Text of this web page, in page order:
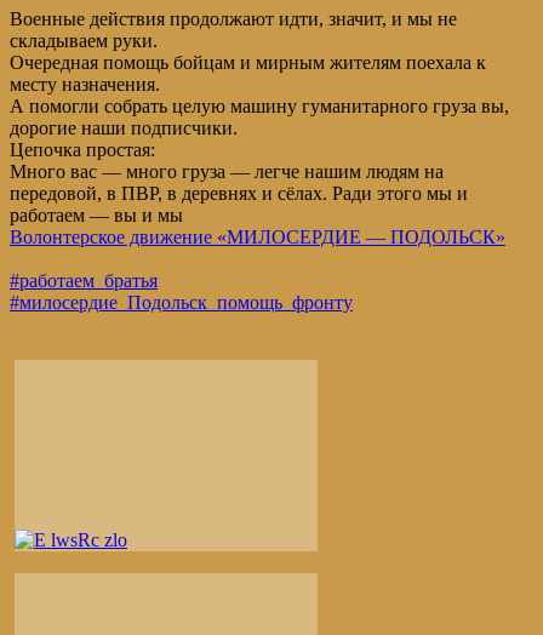
Военные действия продолжают идти, значит, и мы не
складываем руки.
Очередная помощь бойцам и мирным жителям поехала к
месту назначения.
А помогли собрать целую машину гуманитарного груза вы,
дорогие наши подписчики.
Цепочка простая:
Много вас — много груза — легче нашим людям на
передовой, в ПВР, в деревнях и сёлах. Ради этого мы и
работаем — вы и мы
Волонтерское движение «МИЛОСЕРДИЕ — ПОДОЛЬСК»
#работаем_братья
#милосердие_Подольск_помощь_фронту